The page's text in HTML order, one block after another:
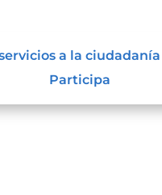
a la ciudadanía
Participa